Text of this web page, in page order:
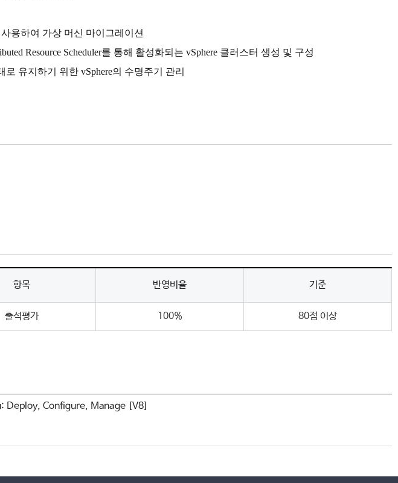
사용하여 가상 머신 마이그레이션
Resource Scheduler를 통해 활성화되는 vSphere 클러스터 생성 및 구성
유지하기 위한 vSphere의 수명주기 관리
항목 반영비율 기준
출석평가 100% 80점 이상
Deploy, Configure, Manage [V8]